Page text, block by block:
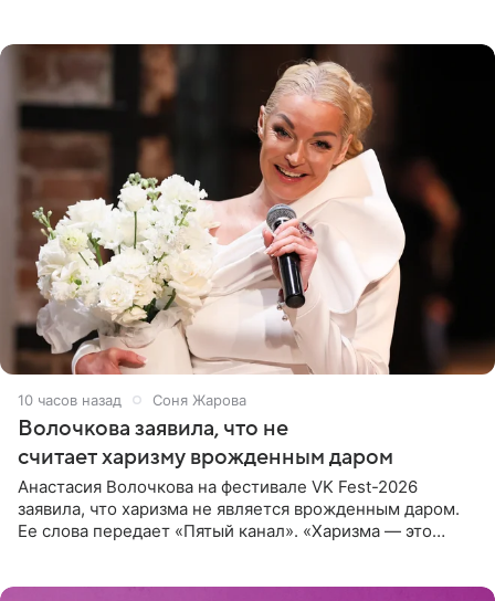
10 часов назад Соня Жарова
Волочкова заявила, что не
считает харизму врожденным даром
Анастасия Волочкова на фестивале VK Fest-2026
заявила, что харизма не является врожденным даром.
Ее слова передает «Пятый канал». «Харизма — это